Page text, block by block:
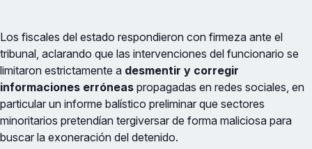
Los fiscales del estado respondieron con firmeza ante el
tribunal, aclarando que las intervenciones del funcionario se
limitaron estrictamente a desmentir y corregir
informaciones erróneas propagadas en redes sociales, en
particular un informe balístico preliminar que sectores
minoritarios pretendían tergiversar de forma maliciosa para
buscar la exoneración del detenido.